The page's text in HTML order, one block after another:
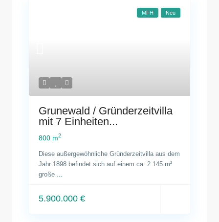
MFH Neu
Grunewald / Gründerzeitvilla
mit 7 Einheiten...
800 m2
Diese außergewöhnliche Gründerzeitvilla aus dem
Jahr 1898 befindet sich auf einem ca. 2.145 m²
große
5.900.000 €